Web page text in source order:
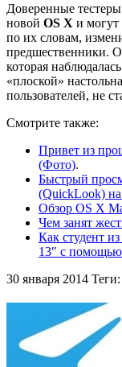
Доверенные
новой OS X и могут
по их словам,
предшественники.
которая
«плоской»
пользователей, не
Смотрите также:
Привет из
(Фото).
Быстрый
(QuickLook)
Обзор OS X
Чем занят
Как студент
13″ с
30 января 2014 Теги: